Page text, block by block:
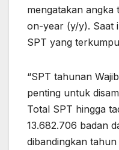
mengatakan
on-year (y/y). Saat
SPT yang
“SPT tahunan
penting untuk
Total SPT hingga
13.682.706 badan
dibandingkan